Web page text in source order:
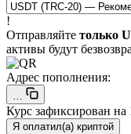
!
Отправляйте только
активы будут
Адрес пополнения:
…
Курс зафиксирован на
Я оплатил(а) криптой